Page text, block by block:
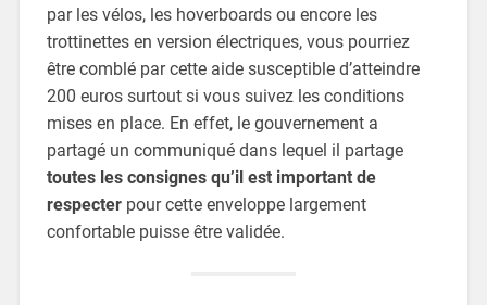
par les vélos, les hoverboards ou encore les
trottinettes en version électriques, vous pourriez
être comblé par cette aide susceptible d’atteindre
200 euros surtout si vous suivez les conditions
mises en place. En effet, le gouvernement a
partagé un communiqué dans lequel il partage
toutes les consignes qu’il est important de
respecterpour cette enveloppe largement
confortable puisse être validée.